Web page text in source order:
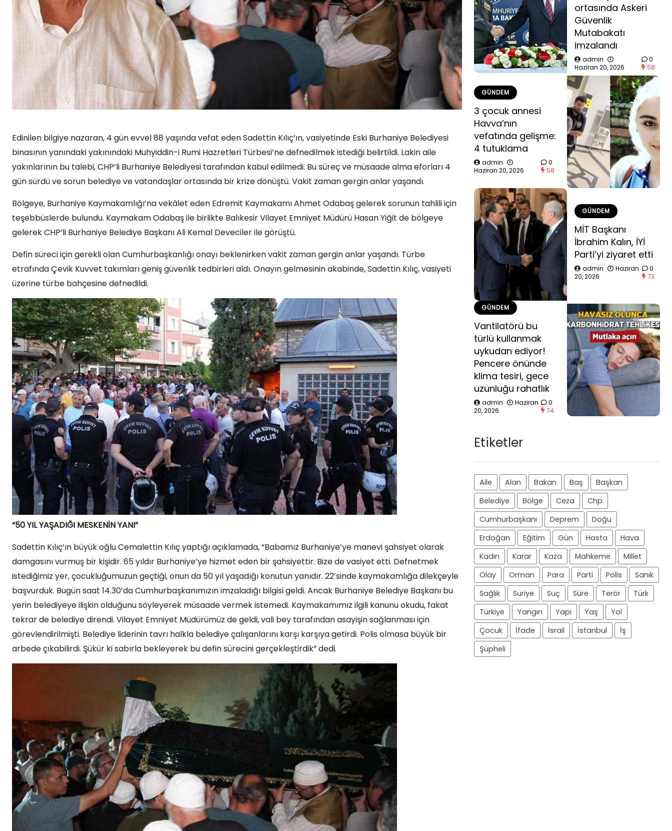
Edinilen bilgiye nazaran, 4 gün evvel 88 yaşında vefat eden Sadettin Kılıç’ın, vasiyetinde Eski Burhaniye Belediyesi
binasının yanındaki yakınındaki Muhyiddin-i Rumi Hazretleri Türbesi’ne defnedilmek istediği belirtildi. Lakin aile
yakınlarının bu talebi, CHP’li Burhaniye Belediyesi tarafından kabul edilmedi. Bu süreç ve müsaade alma eforları 4
gün sürdü ve sorun belediye ve vatandaşlar ortasında bir krize dönüştü. Vakit zaman gergin anlar yaşandı.
Bölgeye, Burhaniye Kaymakamlığı’na vekâlet eden Edremit Kaymakamı Ahmet Odabaş gelerek sorunun tahlili için
teşebbüslerde bulundu. Kaymakam Odabaş ile birlikte Balıkesir Vilayet Emniyet Müdürü Hasan Yiğit de bölgeye
gelerek CHP’li Burhaniye Belediye Başkanı Ali Kemal Deveciler ile görüştü.
Defin süreci için gerekli olan Cumhurbaşkanlığı onayı beklenirken vakit zaman gergin anlar yaşandı. Türbe
etrafında Çevik Kuvvet takımları geniş güvenlik tedbirleri aldı. Onayın gelmesinin akabinde, Sadettin Kılıç, vasiyeti
üzerine türbe bahçesine defnedildi.
“50 YIL YAŞADIĞI MESKENİN YANI”
Sadettin Kılıç’ın büyük oğlu Cemalettin Kılıç yaptığı açıklamada, “Babamız Burhaniye’ye manevi şahsiyet olarak
damgasını vurmuş bir kişidir. 65 yıldır Burhaniye’ye hizmet eden bir şahsiyettir. Bize de vasiyet etti. Defnetmek
istediğimiz yer, çocukluğumuzun geçtiği, onun da 50 yıl yaşadığı konutun yanıdır. 22’sinde kaymakamlığa dilekçeyle
başvurduk. Bugün saat 14.30’da Cumhurbaşkanımızın imzaladığı bilgisi geldi. Ancak Burhaniye Belediye Başkanı bu
yerin belediyeye ilişkin olduğunu söyleyerek müsaade vermek istemedi. Kaymakamımız ilgili kanunu okudu, fakat
tekrar de belediye direndi. Vilayet Emniyet Müdürümüz de geldi, vali bey tarafından asayişin sağlanması için
görevlendirilmişti. Belediye liderinin tavrı halkla belediye çalışanlarını karşı karşıya getirdi. Polis olmasa büyük bir
arbede çıkabilirdi. Şükür ki sabırla bekleyerek bu defin sürecini gerçekleştirdik” dedi.
ortasında Askeri
Güvenlik
Mutabakatı
imzalandı
admin
Haziran 20, 2026
0
58
GÜNDEM
3 çocuk annesi
Havva’nın
vefatında gelişme:
4 tutuklama
admin
Haziran 20, 2026
0
58
GÜNDEM
MİT Başkanı
İbrahim Kalın, İYİ
Parti’yi ziyaret etti
admin
Haziran
20, 2026
0
73
GÜNDEM
Vantilatörü bu
türlü kullanmak
uykudan ediyor!
Pencere önünde
klima tesiri, gece
uzunluğu rahatlık
admin
Haziran
20, 2026
0
74
Etiketler
Aile Alan Bakan Baş
Başkan
Belediye
Bölge Ceza
Chp
Cumhurbaşkanı
Deprem
Doğu
Erdoğan
Eğitim Gün Hasta
Hava
Kadın
Karar Kaza Mahkeme
Millet
Olay
Orman Para Parti Polis
Sanık
Sağlık
Suriye Suç Süre Terör
Türk
Türkiye
Yangın Yapı Yaş
Yol
Çocuk
İfade İsrail İstanbul
İş
Şüpheli